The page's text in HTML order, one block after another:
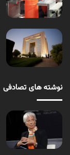
نوشته های تصادفی